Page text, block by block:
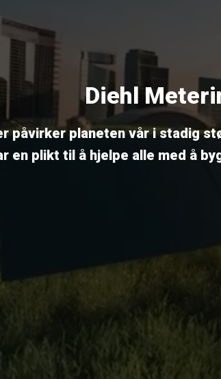
Diehl
påvirker planeten vår i stadig
en plikt til å hjelpe alle med å